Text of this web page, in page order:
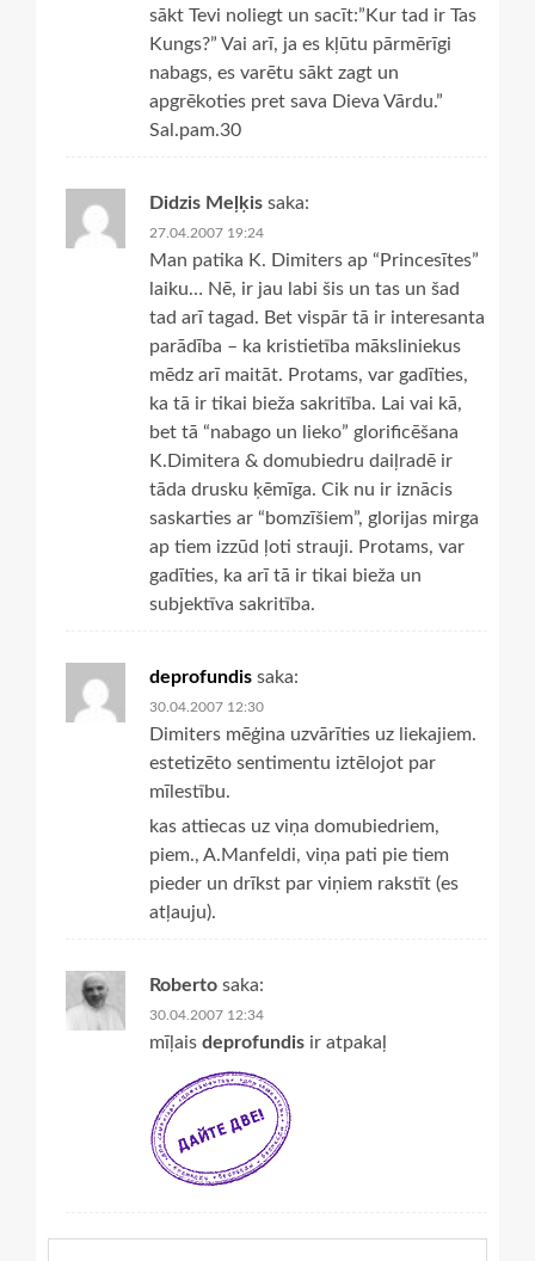
sākt Tevi noliegt un sacīt:”Kur tad ir Tas
Kungs?” Vai arī, ja es kļūtu pārmērīgi
nabags, es varētu sākt zagt un
apgrēkoties pret sava Dieva Vārdu.”
Sal.pam.30
Didzis Meļķis saka:
27.04.2007 19:24
Man patika K. Dimiters ap “Princesītes”
laiku… Nē, ir jau labi šis un tas un šad
tad arī tagad. Bet vispār tā ir interesanta
parādība – ka kristietība māksliniekus
mēdz arī maitāt. Protams, var gadīties,
ka tā ir tikai bieža sakritība. Lai vai kā,
bet tā “nabago un lieko” glorificēšana
K.Dimitera & domubiedru daiļradē ir
tāda drusku ķēmīga. Cik nu ir iznācis
saskarties ar “bomzīšiem”, glorijas mirga
ap tiem izzūd ļoti strauji. Protams, var
gadīties, ka arī tā ir tikai bieža un
subjektīva sakritība.
deprofundis saka:
30.04.2007 12:30
Dimiters mēģina uzvārīties uz liekajiem.
estetizēto sentimentu iztēlojot par
mīlestību.
kas attiecas uz viņa domubiedriem,
piem., A.Manfeldi, viņa pati pie tiem
pieder un drīkst par viņiem rakstīt (es
atļauju).
Roberto saka:
30.04.2007 12:34
mīļais deprofundis ir atpakaļ